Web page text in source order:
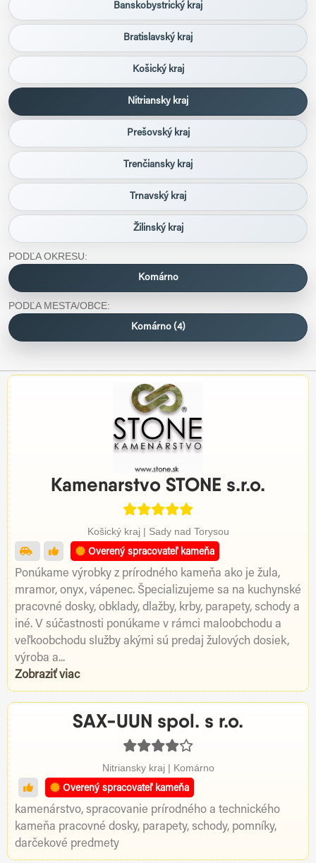
Banskobystrický kraj
Bratislavský kraj
Košický kraj
Nitriansky kraj
Prešovský kraj
Trenčiansky kraj
Trnavský kraj
Žilinský kraj
PODĽA OKRESU:
Komárno
PODĽA MESTA/OBCE:
Komárno (4)
Kamenarstvo STONE s.r.o.
Košický kraj | Sady nad Torysou
Overený spracovateľ kameňa
Ponúkame výrobky z prírodného kameňa ako je žula,
mramor, onyx, vápenec. Špecializujeme sa na kuchynské
pracovné dosky, obklady, dlažby, krby, parapety, schody a
iné. V súčastnosti ponúkame v rámci maloobchodu a
veľkoobchodu služby akými sú predaj žulových dosiek,
výroba a...
Zobraziť viac
SAX-UUN spol. s r.o.
Nitriansky kraj | Komárno
Overený spracovateľ kameňa
kamenárstvo, spracovanie prírodného a technického
kameňa pracovné dosky, parapety, schody, pomníky,
darčekové predmety